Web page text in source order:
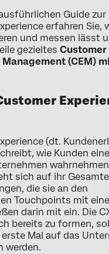
Guide zur
erfahren Sie,
und messen lässt
gezieltes Customer
Management (CEM)
(dt.
wie Kunden
sich auf ihr
die sie an den
Touchpoints mit
darin mit ein. Die
bereits zu formen,
erste Mal auf das
werden.